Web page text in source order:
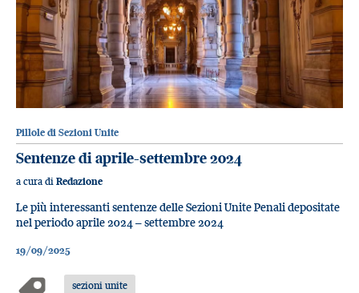
Pillole di Sezioni Unite
Sentenze di aprile-settembre 2024
a cura di Redazione
Le più interessanti sentenze delle Sezioni Unite Penali depositate
nel periodo aprile 2024 – settembre 2024
19/09/2025
sezioni unite